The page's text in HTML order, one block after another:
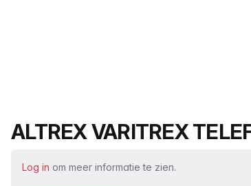
Productnaam
ALTREX VARITREX
Log in om meer informatie te zien.